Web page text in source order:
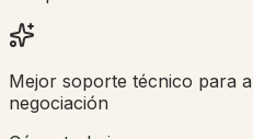
Mejor soporte técnico para
negociación